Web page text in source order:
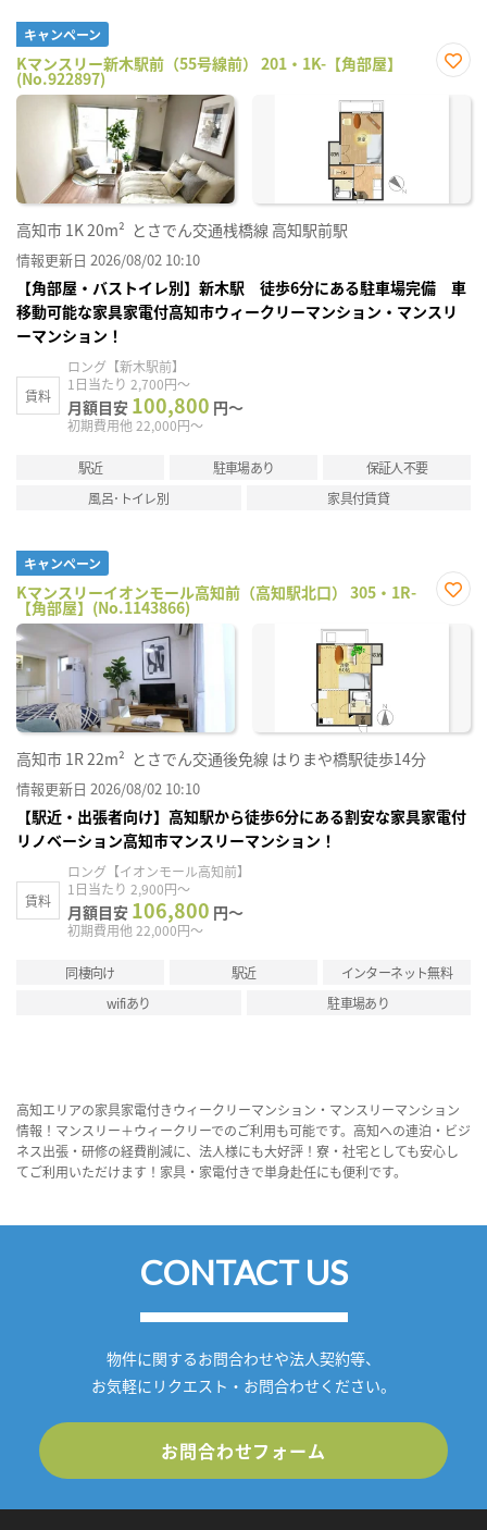
キャンペーン
Kマンスリー新木駅前（55号線前） 201・1K-【角部屋】
(No.922897)
に入
高知市 1K20m² とさでん交通桟橋線 高知駅前駅
情報更新日 2026/08/02 10:10
【角部屋・バストイレ別】新木駅 徒歩6分にある駐車場完備 車
移動可能な家具家電付高知市ウィークリーマンション・マンスリ
ーマンション！
賃料
ロング【新木駅前】
1日当たり 2,700円～
月額目安 100,800 円～
初期費用他 22,000円～
駅近 駐車場あり
保証人不要
風呂･トイレ別
家具付賃貸
キャンペーン
Kマンスリーイオンモール高知前（高知駅北口） 305・1R-
【角部屋】(No.1143866)
に入
高知市 1R 22m² とさでん交通後免線 はりまや橋駅徒歩14分
情報更新日 2026/08/02 10:10
【駅近・出張者向け】高知駅から徒歩6分にある割安な家具家電付
リノベーション高知市マンスリーマンション！
賃料
ロング【イオンモール高知前】
1日当たり 2,900円～
月額目安 106,800 円～
初期費用他 22,000円～
同棲向け 駅近
インターネット無料
wifiあり
駐車場あり
高知エリアの家具家電付きウィークリーマンション・マンスリーマンション
情報！マンスリー＋ウィークリーでのご利用も可能です。高知への連泊・ビジ
ネス出張・研修の経費削減に、法人様にも大好評！寮・社宅としても安心し
てご利用いただけます！家具・家電付きで単身赴任にも便利です。
CONTACT US
物件に関するお問合わせや法人契約等、
お気軽にリクエスト・お問合わせください。
お問合わせフォーム